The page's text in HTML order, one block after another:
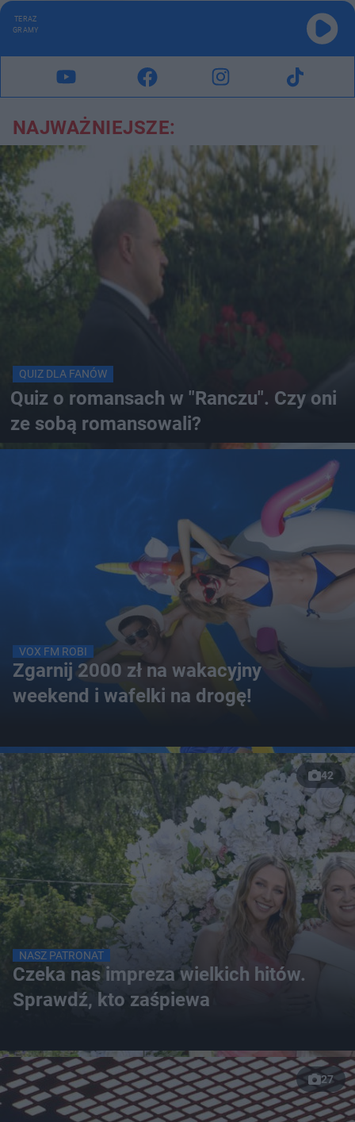
TERAZ
GRAMY
NAJWAŻNIEJSZE:
QUIZ DLA FANÓW
Quiz o romansach w "Ranczu". Czy oni
ze sobą romansowali?
VOX FM ROBI
Zgarnij 2000 zł na wakacyjny
weekend i wafelki na drogę!
42
NASZ PATRONAT
Czeka nas impreza wielkich hitów.
Sprawdź, kto zaśpiewa
27